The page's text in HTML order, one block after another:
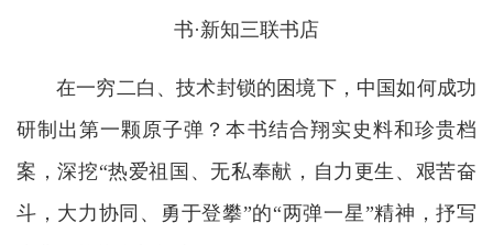
书·新知三联书店
在一穷二白、技术封锁的困境下，中国如何成功
研制出第一颗原子弹？本书结合翔实史料和珍贵档
案，深挖“热爱祖国、无私奉献，自力更生、艰苦奋
斗，大力协同、勇于登攀”的“两弹一星”精神，抒写